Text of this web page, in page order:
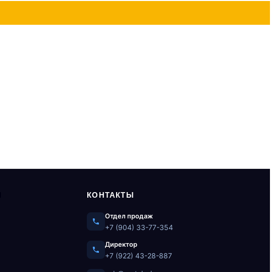
КОНТАКТЫ
Отдел продаж
+7 (904) 33-77-354
Директор
+7 (922) 43-28-887